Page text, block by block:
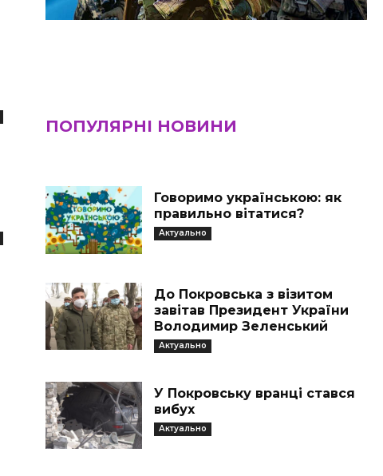
ПОПУЛЯРНІ НОВИНИ
Говоримо українською: як
правильно вітатися?
Актуально
До Покровська з візитом
завітав Президент України
Володимир Зеленський
Актуально
У Покровську вранці стався
вибух
Актуально